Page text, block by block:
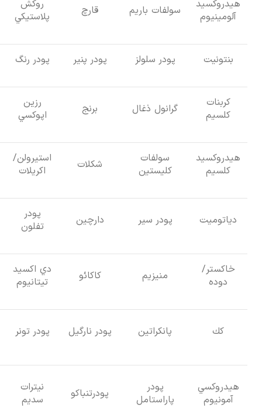
هيدروكسيد
آلومينيوم
سولفات باريم قارچ
روكش
پلاستيكي
بنتونيت پودر سلولز پودر پنير پودر رنگ
كربنات
كلسيم
گرانول ذغال برنج
رزين
اپوكسي
هيدروكسيد
كلسيم
سولفات
كليستين
شكلات
استيرولن/
اكريلات
دياتوميت پودر سير دارچين
پودر
تفلون
خاكستر/
دوده
منيزيم كاكائو
دي اكسيد
تيتانيوم
كك پانكراتين پودر نارگيل پودر تونر
هيدروكسي
آمونيوم
پودر
پاراستامل
پودرتنباکو
نيترات
سديم